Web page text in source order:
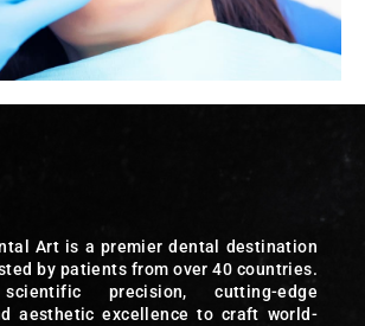
Art is a premier dental destination
by patients from over 40 countries.
precision, cutting-edge
aesthetic excellence to craft world-